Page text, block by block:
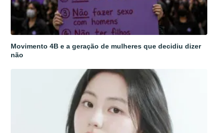
Movimento 4B e a geração de mulheres que decidiu dizer
não